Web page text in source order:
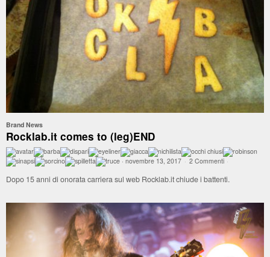
Brand News
Rocklab.it comes to (leg)END
· novembre 13, 2017 · 2 Commenti ·
Dopo 15 anni di onorata carriera sul web Rocklab.it chiude i battenti.